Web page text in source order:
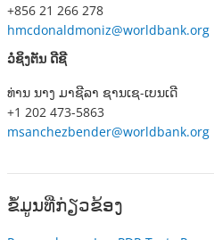
+856 21 266 278
hmcdonaldmoniz@worldbank.org
ວໍຊິງຕັນ ດີຊີ
ທ່ານ ນາງ ມາຊີລາ ຊານເຊ-ເບນເດີ
+1 202 473-5863
msanchezbender@worldbank.org
ຂໍ້ມູນທີ່ກ່ຽວຂ້ອງ